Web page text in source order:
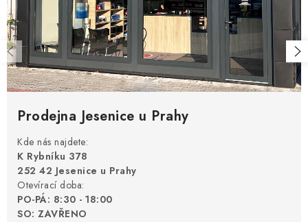
Prodejna Jesenice u Prahy
Kde nás najdete:
K Rybníku 378
252 42 Jesenice u Prahy
Otevírací doba:
PO-PÁ: 8:30 - 18:00
SO: ZAVŘENO